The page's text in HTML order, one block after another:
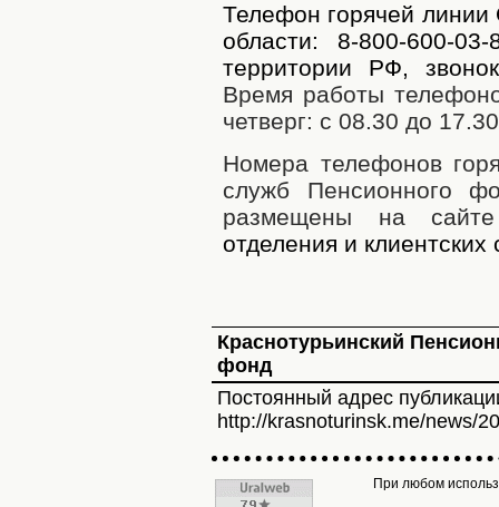
Телефон горячей
области: 8-800-600-
территории РФ,
Время работы
четверг: с 08.30 до
Номера телефонов
служб Пенсионного
размещены на
отделения и клиентских
Краснотурьинский
фонд
Постоянный адрес
http://krasnoturinsk.me/news/
При любом